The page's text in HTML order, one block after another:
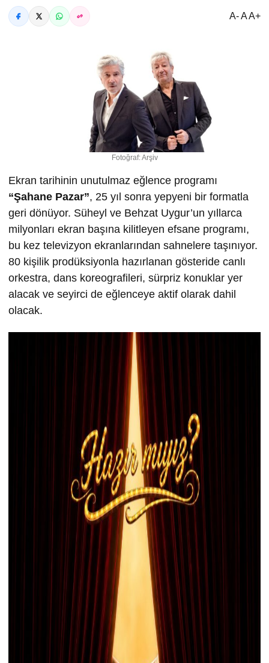
A- A A+
Fotoğraf: Arşiv
Ekran tarihinin unutulmaz eğlence programı
“Şahane Pazar”, 25 yıl sonra yepyeni bir formatla
geri dönüyor. Süheyl ve Behzat Uygur’un yıllarca
milyonları ekran başına kilitleyen efsane programı,
bu kez televizyon ekranlarından sahnelere taşınıyor.
80 kişilik prodüksiyonla hazırlanan gösteride canlı
orkestra, dans koreografileri, sürpriz konuklar yer
alacak ve seyirci de eğlenceye aktif olarak dahil
olacak.